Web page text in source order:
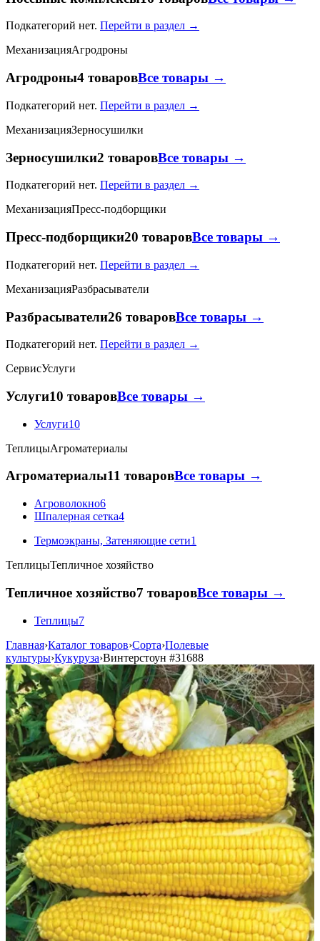
Подкатегорий нет. Перейти в раздел →
МеханизацияАгродроны
Агродроны4 товаровВсе товары →
Подкатегорий нет. Перейти в раздел →
МеханизацияЗерносушилки
Зерносушилки2 товаровВсе товары →
Подкатегорий нет. Перейти в раздел →
МеханизацияПресс-подборщики
Пресс-подборщики20 товаровВсе товары →
Подкатегорий нет. Перейти в раздел →
МеханизацияРазбрасыватели
Разбрасыватели26 товаровВсе товары →
Подкатегорий нет. Перейти в раздел →
СервисУслуги
Услуги10 товаровВсе товары →
Услуги10
ТеплицыАгроматериалы
Агроматериалы11 товаровВсе товары →
Агроволокно6
Шпалерная сетка4
Термоэкраны, Затеняющие сети1
ТеплицыТепличное хозяйство
Тепличное хозяйство7 товаровВсе товары →
Теплицы7
Главная›Каталог товаров›Сорта›Полевые
культуры›Кукуруза›Винтерстоун #31688